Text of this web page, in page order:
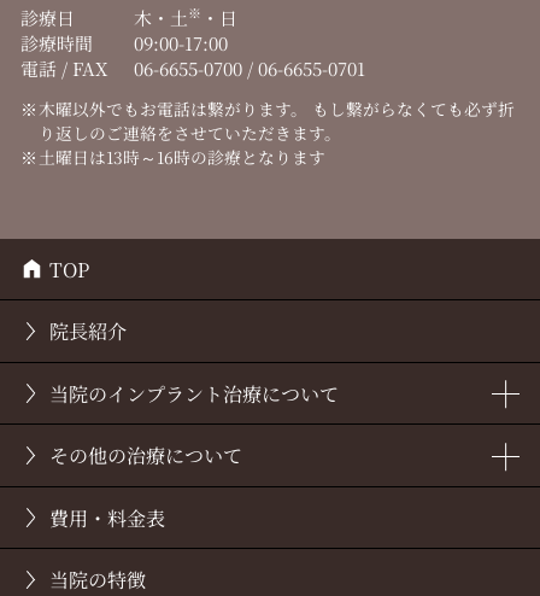
診療日 木・土※ ・日
診療時間
09:00-17:00
電話 / FAX
06-6655-0700 / 06-6655-0701
木曜以外でもお電話は繋がります。
もし繋がらなくても必ず折
り返しのご連絡をさせていただきます。
土曜日は13時～16時の診療となります
TOP
院長紹介
当院のインプラント治療について
インプラント
オールオンフォー
コラム
その他の治療について
歯列矯正
審美歯科
費用・料金表
当院の特徴